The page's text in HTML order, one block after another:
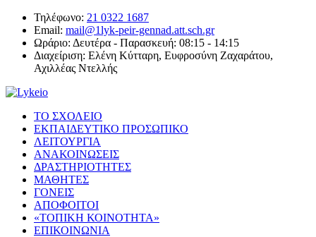
Τηλέφωνο: 21 0322 1687
Email: mail@1lyk-peir-gennad.att.sch.gr
Ωράριο: Δευτέρα - Παρασκευή: 08:15 - 14:15
Διαχείριση: Ελένη Κύτταρη, Ευφροσύνη Ζαχαράτου,
Αχιλλέας Ντελλής
ΤΟ ΣΧΟΛΕΙΟ
ΕΚΠΑΙΔΕΥΤΙΚΟ ΠΡΟΣΩΠΙΚΟ
ΛΕΙΤΟΥΡΓΙΑ
ΑΝΑΚΟΙΝΩΣΕΙΣ
ΔΡΑΣΤΗΡΙΟΤΗΤΕΣ
ΜΑΘΗΤΕΣ
ΓΟΝΕΙΣ
ΑΠΟΦΟΙΤΟΙ
«ΤΟΠΙΚΗ ΚΟΙΝΟΤΗΤΑ»
ΕΠΙΚΟΙΝΩΝΙΑ